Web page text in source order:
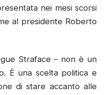
nei mesi scorsi
al presidente Roberto
Straface – non è un
È una scelta politica e
di stare accanto alle